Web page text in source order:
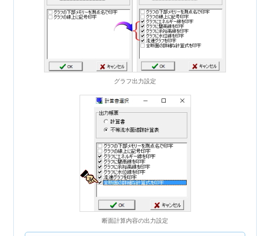
グラフ出力設定
断面計算内容の出力設定